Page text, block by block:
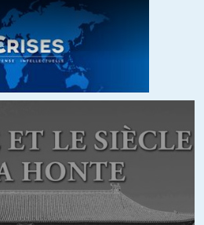
à 08h20
le site suivant, remis à jour toutes
entre pays se trouvent dans la
».
Chine. 0,2 à Taïwan. 0,5 à Hong Kong.
Corée du Sud.
que ces pays d’Extrême